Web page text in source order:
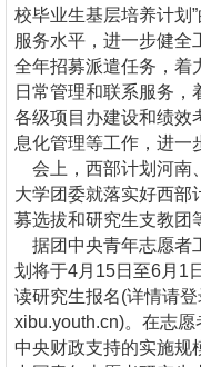
校毕业生基层培养计划
服务水平，进一步健全
全年招募派遣任务，着
日常管理和联系服务，
各级项目办建设和绩效
息化管理等工作，进一
会上，西部计划河南
大学团委就落实好西部
募选拔和研究生支教团
据团中央青年志愿者
划将于4月15日至6月1
读研究生报名(详情请登
xibu.youth.cn)。在志
中央财政支持的实施规